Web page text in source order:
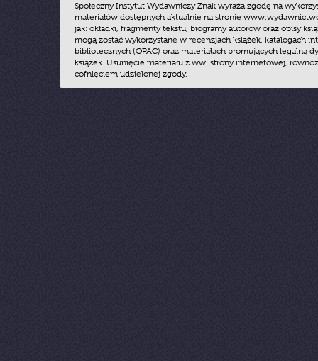
Społeczny Instytut Wydawniczy Znak wyraża zgodę na
materiałów dostępnych aktualnie na stronie
jak: okładki, fragmenty tekstu, biogramy autorów oraz opisy
mogą zostać wykorzystane w recenzjach książek, katalogach
bibliotecznych (OPAC) oraz materiałach promujących legalną
książek. Usunięcie materiału z ww. strony internetowej,
cofnięciem udzielonej zgody.